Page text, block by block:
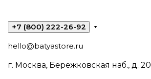
+7 (800) 222-26-92
hello@batyastore.ru
г. Москва, Бережковская наб., д. 20